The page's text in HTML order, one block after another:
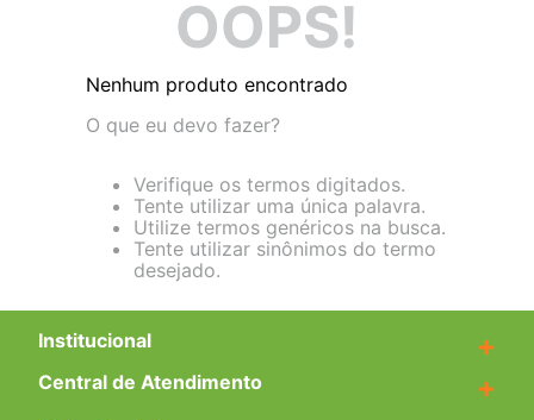
OOPS!
Nenhum produto encontrado
O que eu devo fazer?
Verifique os termos digitados.
Tente utilizar uma única palavra.
Utilize termos genéricos na busca.
Tente utilizar sinônimos do termo
desejado.
Institucional +
Central de Atendimento +